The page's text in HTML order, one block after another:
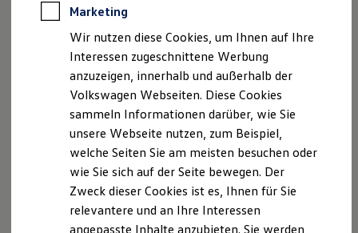
Rekuperation
Laden unterwegs
Laden Zuhause
Ladestationen finden
Ladezeitensimulator
Batterie
Sicherheit
Nachhaltigkeit
Technologie
Kosten und Kauf
Kaufoptionen
E-Auto-Förderung
Software und Konnektivität
Der neue ID.3 Neo
So geht neu. Klar im Design. Stark im Alltag.
Entdecken Sie jetzt den neuen ID.3 Neo!
Mehr zum ID.3 Neo erfahren
Marketing
Wir nutzen diese Cookies, um Ihnen auf Ihre
Interessen zugeschnittene Werbung
anzuzeigen, innerhalb und außerhalb der
Volkswagen Webseiten. Diese Cookies
sammeln Informationen darüber, wie Sie
unsere Webseite nutzen, zum Beispiel,
welche Seiten Sie am meisten besuchen oder
wie Sie sich auf der Seite bewegen. Der
Zweck dieser Cookies ist es, Ihnen für Sie
relevantere und an Ihre Interessen
angepasste Inhalte anzubieten. Sie werden